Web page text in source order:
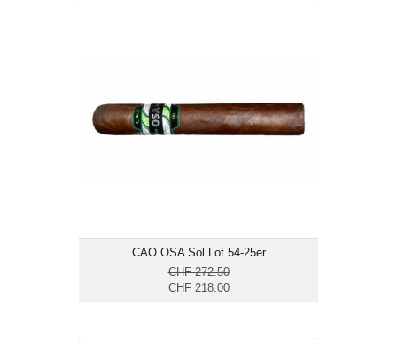
CAO OSA Sol Lot 54-25er
CHF 272.50
CHF 218.00
Länge: 15.2
mittelkräftig